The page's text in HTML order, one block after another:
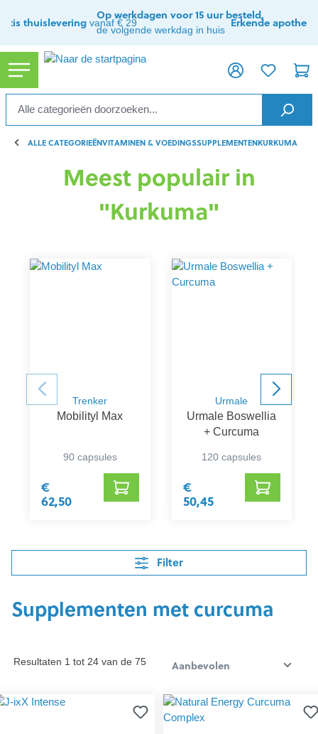
thuislevering vanaf € 29
Op werkdagen voor 15 uur besteld,
de volgende werkdag in huis
Erkende apotheek
ALLE CATEGORIEËNVITAMINEN & VOEDINGSSUPPLEMENTENKURKUMA
Meest populair in
"Kurkuma"
Trenker
Mobilityl Max
90 capsules
€
62,50
Urmale
Urmale Boswellia
+ Curcuma
120 capsules
€
50,45
Filter
Supplementen met curcuma
Resultaten 1 tot 24 van de 75